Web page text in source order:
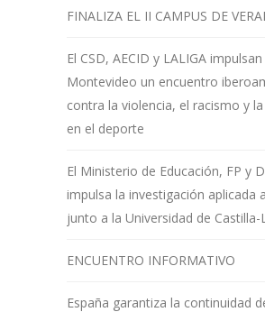
FINALIZA EL II CAMPUS DE
El CSD, AECID y LALIGA
Montevideo un encuentro
contra la violencia, el racismo y
en el deporte
El Ministerio de Educación, FP y
impulsa la investigación aplicada
junto a la Universidad de Castilla-
ENCUENTRO INFORMATIVO
España garantiza la continuidad